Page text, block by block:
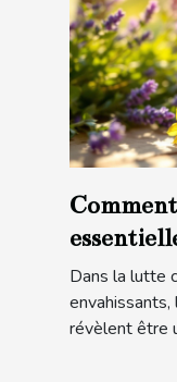
insectes
Dans la lutte
révèlent être